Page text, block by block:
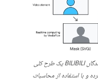
نموداری که نشان می‌دهد چگونه توسعه‌دهندگان BILIBILI یک طرح کلی
و با استفاده از محاسبات